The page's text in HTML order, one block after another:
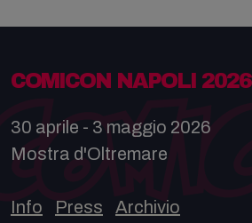
COMICON NAPOLI 2026
30 aprile - 3 maggio 2026
Mostra d'Oltremare
Info Press Archivio